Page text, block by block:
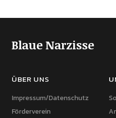
Blaue Narzisse
ÜBER UNS
Impressum/Datenschutz
Förderverein